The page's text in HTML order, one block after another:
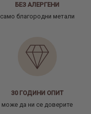
БЕЗ АЛЕРГЕНИ
само благородни метали
30 ГОДИНИ ОПИТ
може да ни се доверите